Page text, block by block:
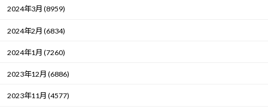
2024年3月 (8959)
2024年2月 (6834)
2024年1月 (7260)
2023年12月 (6886)
2023年11月 (4577)